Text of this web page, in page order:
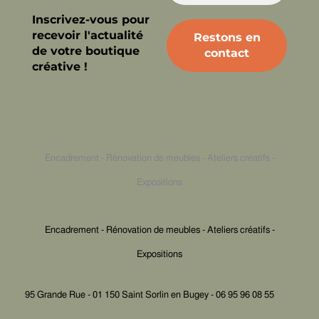
Inscrivez-vous pour
recevoir l'actualité
de votre boutique
créative !
Encadrement - Rénovation de meubles - Ateliers créatifs -
Expositions
Encadrement - Rénovation de meubles - Ateliers créatifs -
Expositions
95 Grande Rue - 01 150 Saint Sorlin en Bugey - 06 95 96 08 55